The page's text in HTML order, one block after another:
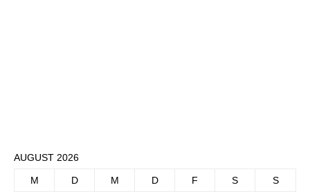
AUGUST 2026
M D M D F S S